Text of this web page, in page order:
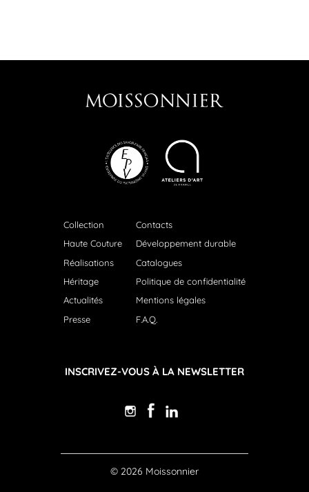
Collection
Haute Couture
Réalisations
Héritage
Actualités
Presse
Contacts
Développement durable
Catalogues
Politique de confidentialité
Mentions légales
F.A.Q.
INSCRIVEZ-VOUS À LA NEWSLETTER
© 2026 Moissonnier